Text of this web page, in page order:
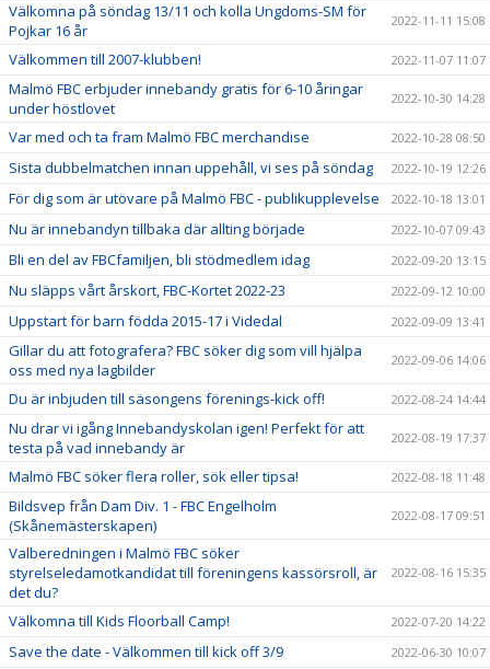
Välkomna på söndag 13/11 och kolla Ungdoms-SM för
Pojkar 16 år
2022-11-11 15:08
Välkommen till 2007-klubben! 2022-11-07 11:07
Malmö FBC erbjuder innebandy gratis för 6-10 åringar
under höstlovet
2022-10-30 14:28
Var med och ta fram Malmö FBC merchandise 2022-10-28 08:50
Sista dubbelmatchen innan uppehåll, vi ses på söndag 2022-10-19 12:26
För dig som är utövare på Malmö FBC - publikupplevelse 2022-10-18 13:01
Nu är innebandyn tillbaka där allting började 2022-10-07 09:43
Bli en del av FBCfamiljen, bli stödmedlem idag 2022-09-20 13:15
Nu släpps vårt årskort, FBC-Kortet 2022-23 2022-09-12 10:00
Uppstart för barn födda 2015-17 i Videdal 2022-09-09 13:41
Gillar du att fotografera? FBC söker dig som vill hjälpa
oss med nya lagbilder
2022-09-06 14:06
Du är inbjuden till säsongens förenings-kick off! 2022-08-24 14:44
Nu drar vi igång Innebandyskolan igen! Perfekt för att
testa på vad innebandy är
2022-08-19 17:37
Malmö FBC söker flera roller, sök eller tipsa! 2022-08-18 11:48
Bildsvep från Dam Div. 1 - FBC Engelholm
(Skånemästerskapen)
2022-08-17 09:51
Valberedningen i Malmö FBC söker
styrelseledamotkandidat till föreningens kassörsroll, är
det du?
2022-08-16 15:35
Välkomna till Kids Floorball Camp! 2022-07-20 14:22
Save the date - Välkommen till kick off 3/9 2022-06-30 10:07